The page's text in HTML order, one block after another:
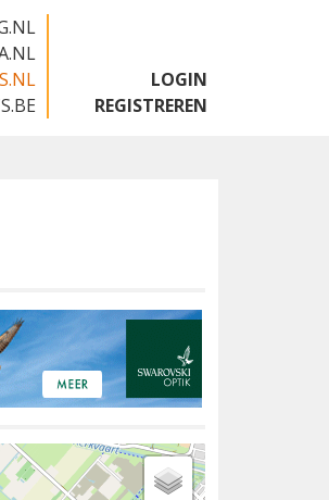
LOGIN
REGISTREREN